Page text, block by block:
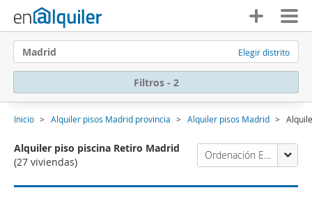
Madrid Elegir distrito
Filtros - 2
Inicio Alquiler pisos Madrid provincia Alquiler pisos Madrid
Alquiler piso piscina Retiro Madrid
(27 viviendas)
Ordenación Enalquiler